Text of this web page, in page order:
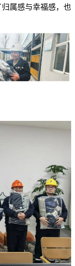
属感与幸福感，也